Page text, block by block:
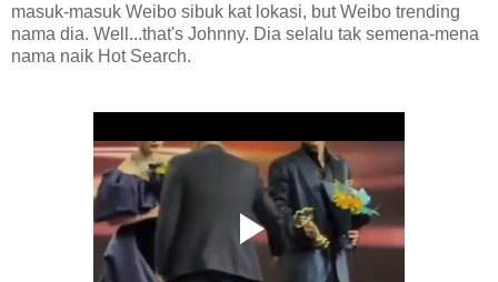
masuk-masuk Weibo sibuk kat lokasi, but Weibo trending
nama dia. Well...that's Johnny. Dia selalu tak semena-mena
nama naik Hot Search.